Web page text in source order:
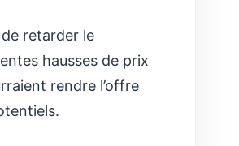
retarder le
hausses de prix
rendre l’offre